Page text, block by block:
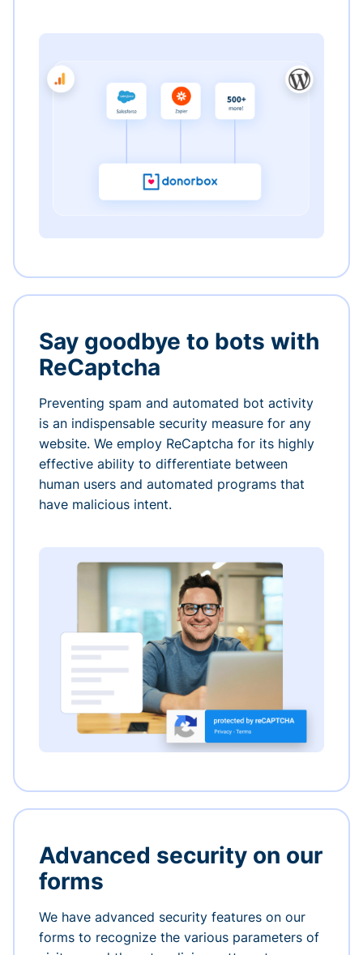
Say goodbye to bots with
ReCaptcha
Preventing spam and automated bot activity
is an indispensable security measure for any
website. We employ ReCaptcha for its highly
effective ability to differentiate between
human users and automated programs that
have malicious intent.
Advanced security on our
forms
We have advanced security features on our
forms to recognize the various parameters of